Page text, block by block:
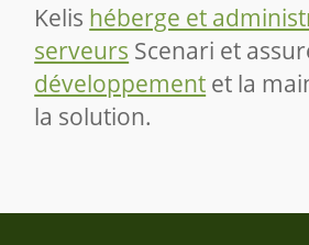
Kelis héberge et
serveurs Scenari et
développement et la
la solution.